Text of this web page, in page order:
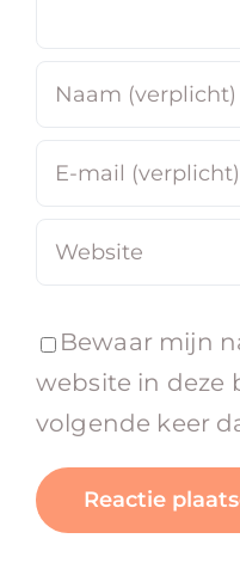
Bewaar mijn
website in deze
volgende keer